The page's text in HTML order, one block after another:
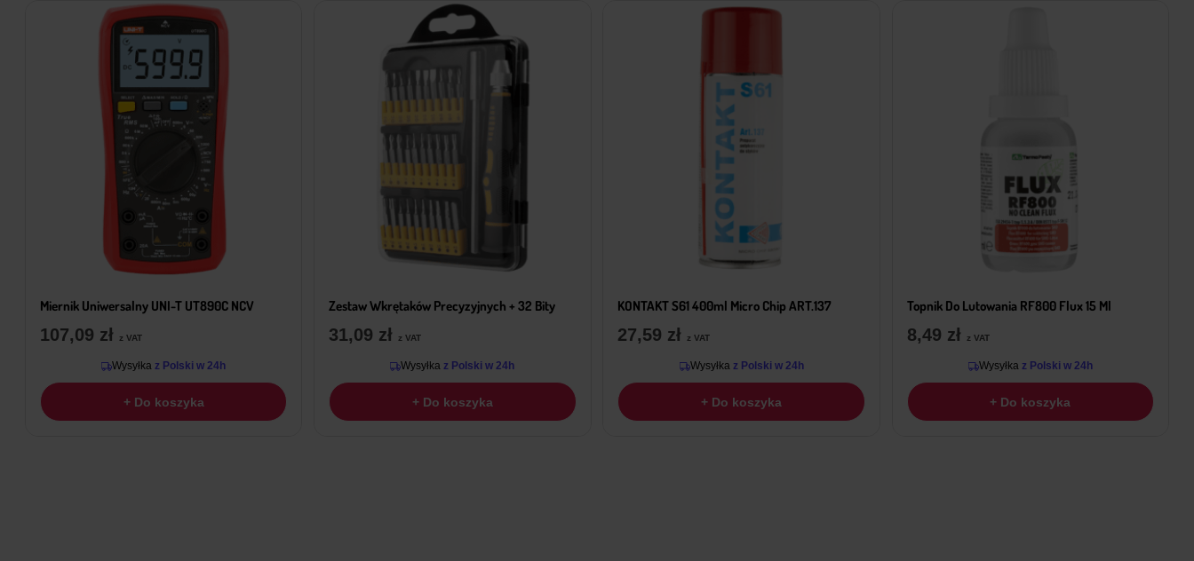
Miernik Uniwersalny UNI-T UT890C NCV
107,09 zł z VAT
Wysyłka z Polski w 24h
+ Do koszyka
Zestaw Wkrętaków Precyzyjnych + 32 Bity
31,09 zł z VAT
Wysyłka z Polski w 24h
+ Do koszyka
KONTAKT S61 400ml Micro Chip ART.137
27,59 zł z VAT
Wysyłkaz Polski w 24h
+ Do koszyka
Topnik Do Lutowania RF800 Flux 15 Ml
8,49 zł z VAT
Wysyłkaz Polski w 24h
+ Do koszyka